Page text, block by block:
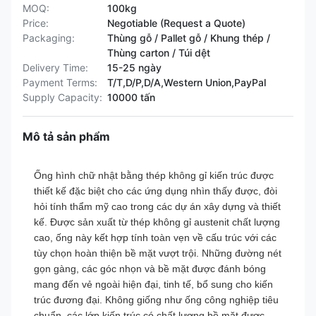
MOQ:
100kg
Price:
Negotiable (Request a Quote)
Packaging:
Thùng gỗ / Pallet gỗ / Khung thép /
Thùng carton / Túi dệt
Delivery Time:
15-25 ngày
Payment Terms:
T/T,D/P,D/A,Western Union,PayPal
Supply Capacity: 10000 tấn
Mô tả sản phẩm
Ống hình chữ nhật bằng thép không gỉ kiến ​​trúc được
thiết kế đặc biệt cho các ứng dụng nhìn thấy được, đòi
hỏi tính thẩm mỹ cao trong các dự án xây dựng và thiết
kế. Được sản xuất từ ​​​​thép không gỉ austenit chất lượng
cao, ống này kết hợp tính toàn vẹn về cấu trúc với các
tùy chọn hoàn thiện bề mặt vượt trội. Những đường nét
gọn gàng, các góc nhọn và bề mặt được đánh bóng
mang đến vẻ ngoài hiện đại, tinh tế, bổ sung cho kiến ​​
trúc đương đại. Không giống như ống công nghiệp tiêu